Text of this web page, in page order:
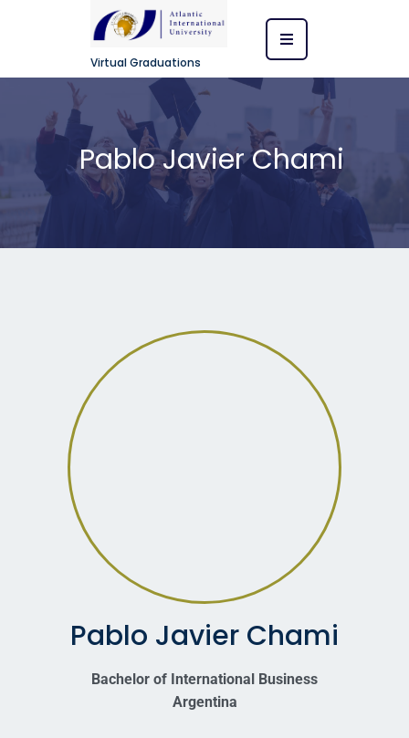
Virtual Graduations
Pablo Javier Chami
Pablo Javier Chami
Bachelor of International Business
Argentina